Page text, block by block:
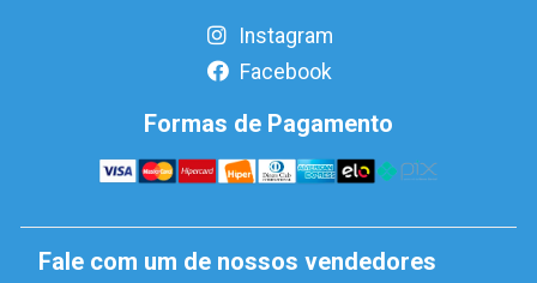
Instagram
Facebook
Formas de Pagamento
Fale com um de nossos vendedores